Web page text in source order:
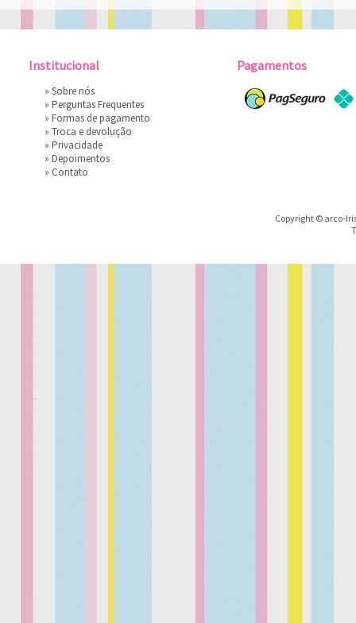
Institucional
» Sobre nós
» Perguntas Frequentes
» Formas de pagamento
» Troca e devolução
» Privacidade
» Depoimentos
» Contato
Pagamentos
Copyright © arco-